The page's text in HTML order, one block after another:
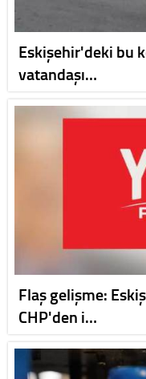
Eskişehir'deki bu
vatandaşı…
Flaş gelişme:
CHP'den i…